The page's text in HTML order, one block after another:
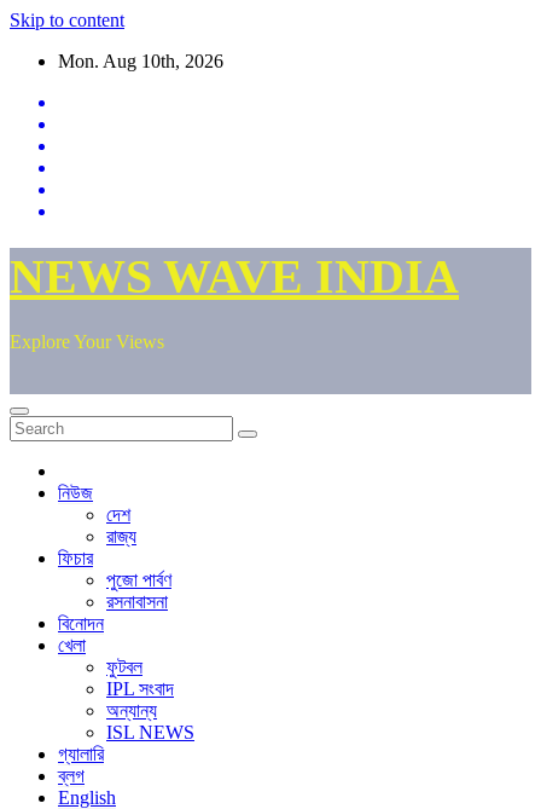
Skip to content
Mon. Aug 10th, 2026
NEWS WAVE INDIA
Explore Your Views
নিউজ
দেশ
রাজ্য
ফিচার
পুজো পার্বণ
রসনাবাসনা
বিনোদন
খেলা
ফুটবল
IPL সংবাদ
অন্যান্য
ISL NEWS
গ্যালারি
ব্লগ
English